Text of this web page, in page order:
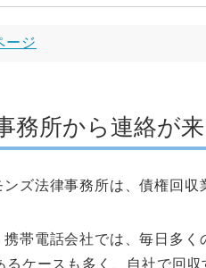
ージ
務所から連絡が
ズ法律事務所は、債権回収
帯電話会社では、毎日多く
ケースも多く、自社で回